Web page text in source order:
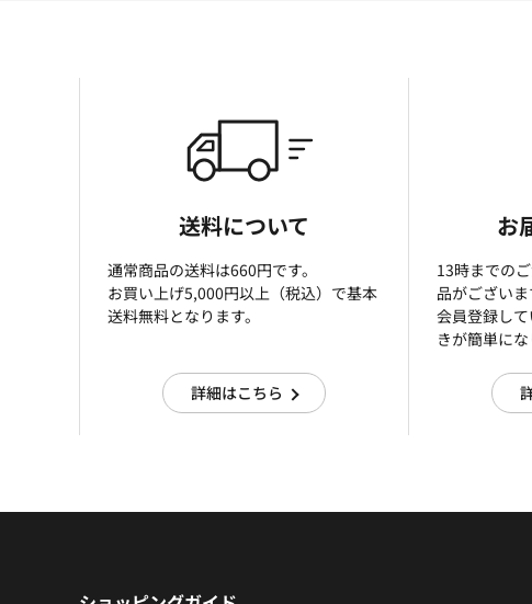
送料について
通常商品の送料は660円です。
お買い上げ5,000円以上（税込）で基本
送料無料となります。
詳細はこちら
お
13時までの
品がございま
会員登録し
きが簡単にな